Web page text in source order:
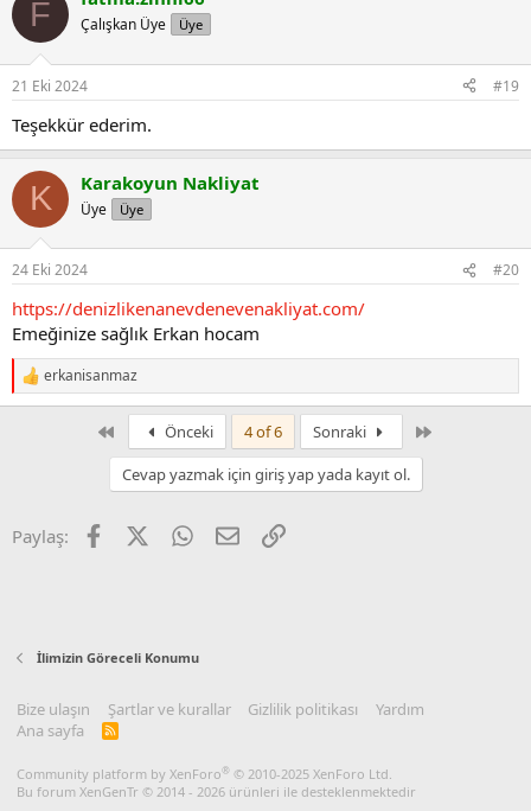
F Çalışkan Üye Üye
21 Eki 2024 #19
Teşekkür ederim.
K Karakoyun Nakliyat
Üye Üye
24 Eki 2024 #20
https://denizlikenanevdenevenakliyat.com/
Emeğinize sağlık Erkan hocam
R
e
s
erkanisanmaz
Önceki 4 of 6 Sonraki
Cevap yazmak için giriş yap yada kayıt ol.
Paylaş: Facebook WhatsApp
E-postaLink
İlimizin Göreceli Konumu
Bize ulaşın Şartlar ve kurallar Gizlilik politikası
Yardım
Ana sayfa
R
Community platform by XenForo® © 2010-2025 XenForo Ltd.
Bu forum XenGenTr © 2014 - 2026 ürünleri ile desteklenmektedir